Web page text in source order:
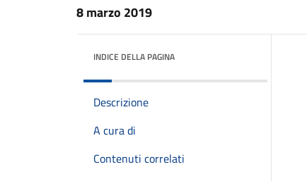
8 marzo 2019
INDICE DELLA PAGINA
Descrizione
A cura di
Contenuti correlati